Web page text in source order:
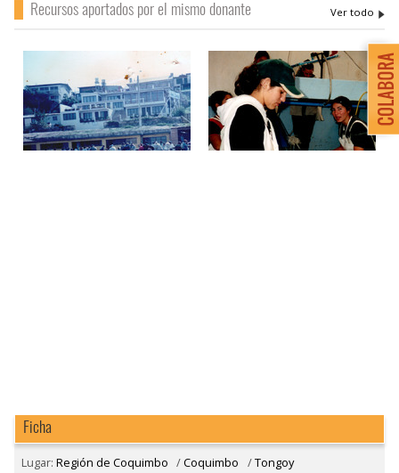
Recursos aportados por el mismo donante
Ficha
Lugar: Región de Coquimbo /Coquimbo /Tongoy